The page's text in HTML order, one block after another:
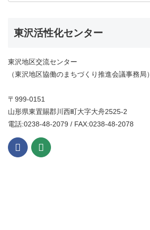
東沢活性化センター
東沢地区交流センター
（東沢地区協働のまちづくり推進会議事務局）
〒999-0151
山形県東置賜郡川西町大字大舟2525-2
電話:0238-48-2079 / FAX:0238-48-2078